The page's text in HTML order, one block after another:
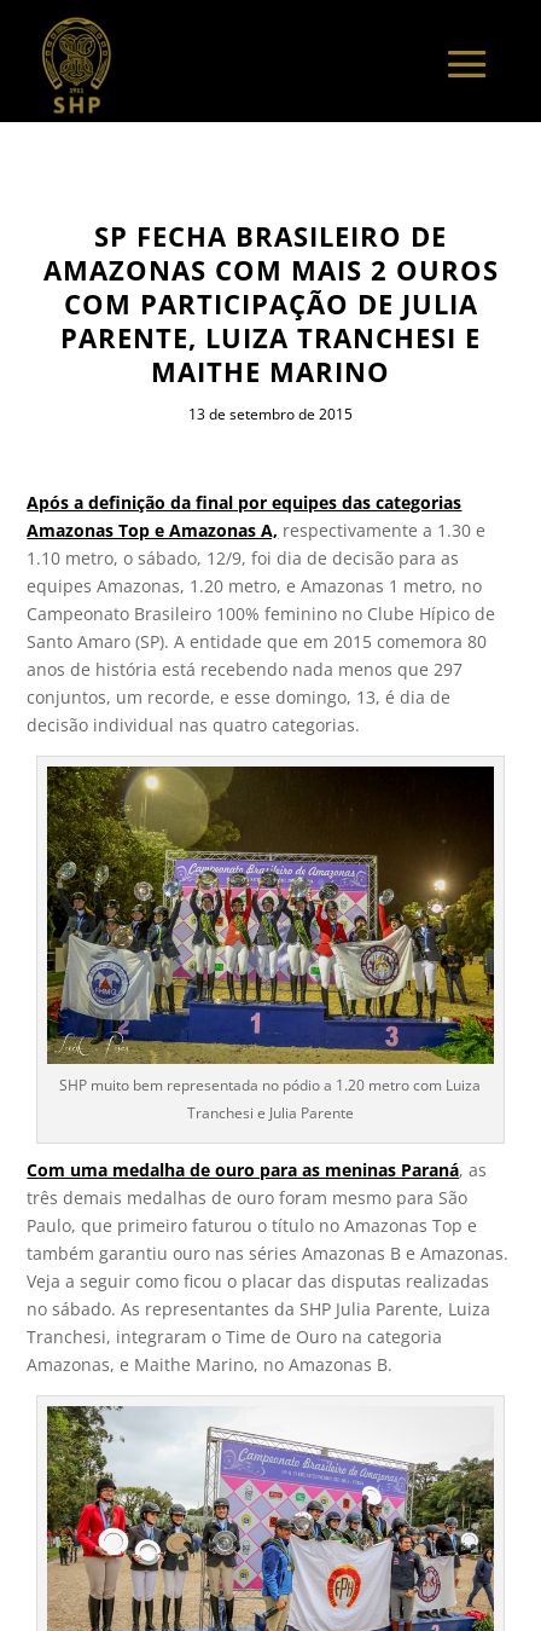
SP FECHA BRASILEIRO DE
AMAZONAS COM MAIS 2 OUROS
COM PARTICIPAÇÃO DE JULIA
PARENTE, LUIZA TRANCHESI E
MAITHE MARINO
13 de setembro de 2015
Após a definição da final por equipes das categorias
Amazonas Top e Amazonas A, respectivamente a 1.30 e
1.10 metro, o sábado, 12/9, foi dia de decisão para as
equipes Amazonas, 1.20 metro, e Amazonas 1 metro, no
Campeonato Brasileiro 100% feminino no Clube Hípico de
Santo Amaro (SP). A entidade que em 2015 comemora 80
anos de história está recebendo nada menos que 297
conjuntos, um recorde, e esse domingo, 13, é dia de
decisão individual nas quatro categorias.
SHP muito bem representada no pódio a 1.20 metro com Luiza
Tranchesi e Julia Parente
Com uma medalha de ouro para as meninas Paraná, as
três demais medalhas de ouro foram mesmo para São
Paulo, que primeiro faturou o título no Amazonas Top e
também garantiu ouro nas séries Amazonas B e Amazonas.
Veja a seguir como ficou o placar das disputas realizadas
no sábado. As representantes da SHP Julia Parente, Luiza
Tranchesi, integraram o Time de Ouro na categoria
Amazonas, e Maithe Marino, no Amazonas B.